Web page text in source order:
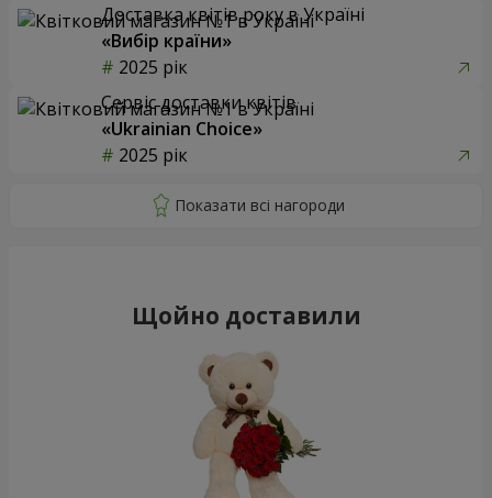
Доставка квітів року в Україні
«Вибір країни»
2025 рік
Сервіс доставки квітів
«Ukrainian Choice»
2025 рік
Щойно доставили